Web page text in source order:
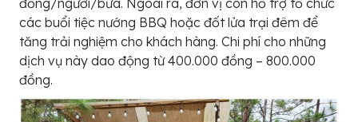
các buổi tiệc nướng BBQ hoặc đốt lửa trại đêm để
tăng trải nghiệm cho khách hàng. Chi phí cho những
dịch vụ này dao động từ 400.000 đồng – 800.000
đồng.